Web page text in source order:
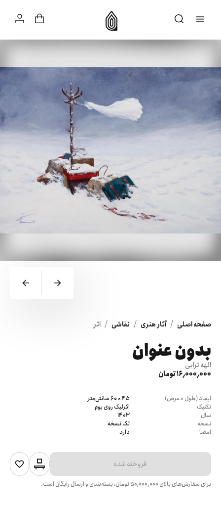
صفحه اصلی / آثار هنری / نقاشی / اثر
بدون عنوان
الهه ترابی
16٬000٬000 تومان
ابعاد (طول × عرض)
45 × 60 سانتی‌متر
تکنیک
اکرلیک روی بوم
سال
1403
نسخه
تک نسخه
امضا
دارد
فروخته شده
برای سفارش‌های بالای ۵۰٬۰۰۰٬۰۰۰تومان، بسته‌بندی و ارسال رایگان است.